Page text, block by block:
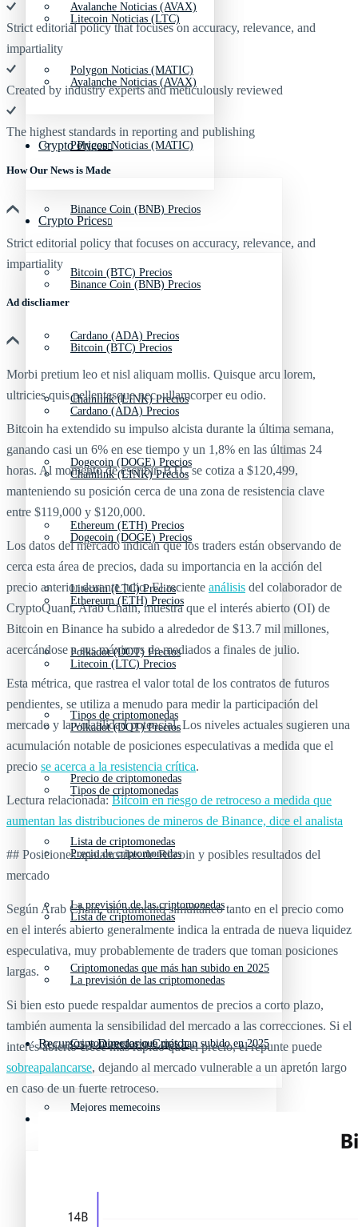
Avalanche Noticias (AVAX)
Polygon Noticias (MATIC)
Crypto Prices
Binance Coin (BNB) Precios
Bitcoin (BTC) Precios
Cardano (ADA) Precios
Chainlink (LINK) Precios
Dogecoin (DOGE) Precios
Ethereum (ETH) Precios
Litecoin (LTC) Precios
Polkadot (DOT) Precios
Tipos de criptomonedas
Precio de criptomonedas
Lista de criptomonedas
La previsión de las criptomonedas
Criptomonedas que más han subido en 2025
Recursos y Directorio Cripto
Mejores memecoins
Litecoin Noticias (LTC)
Avalanche Noticias (AVAX)
Polygon Noticias (MATIC)
Crypto Prices
Binance Coin (BNB) Precios
Bitcoin (BTC) Precios
Cardano (ADA) Precios
Chainlink (LINK) Precios
Dogecoin (DOGE) Precios
Ethereum (ETH) Precios
Litecoin (LTC) Precios
Polkadot (DOT) Precios
Tipos de criptomonedas
Precio de criptomonedas
Lista de criptomonedas
La previsión de las criptomonedas
Criptomonedas que más han subido en 2025
Strict editorial policy that focuses on accuracy, relevance, and
impartiality
Created by industry experts and meticulously reviewed
The highest standards in reporting and publishing
How Our News is Made
Strict editorial policy that focuses on accuracy, relevance, and
impartiality
Ad discliamer
Morbi pretium leo et nisl aliquam mollis. Quisque arcu lorem,
ultricies quis pellentesque nec, ullamcorper eu odio.
Bitcoin ha extendido su impulso alcista durante la última semana,
ganando casi un 6% en ese tiempo y un 1,8% en las últimas 24
horas. Al momento de escribir, BTC se cotiza a $120,499,
manteniendo su posición cerca de una zona de resistencia clave
entre $119,000 y $120,000.
Los datos del mercado indican que los traders están observando de
cerca esta área de precios, dada su importancia en la acción del
precio anterior durante julio. El reciente análisis del colaborador de
CryptoQuant, Arab Chain, muestra que el interés abierto (OI) de
Bitcoin en Binance ha subido a alrededor de $13.7 mil millones,
acercándose a sus máximos de mediados a finales de julio.
Esta métrica, que rastrea el valor total de los contratos de futuros
pendientes, se utiliza a menudo para medir la participación del
mercado y la volatilidad potencial. Los niveles actuales sugieren una
acumulación notable de posiciones especulativas a medida que el
precio se acerca a la resistencia crítica.
Lectura relacionada:Bitcoin en riesgo de retroceso a medida que
aumentan las distribuciones de mineros de Binance, dice el analista
## Posiciones apalancadas de Bitcoin y posibles resultados del
mercado
Según Arab Chain, un aumento simultáneo tanto en el precio como
en el interés abierto generalmente indica la entrada de nueva liquidez
especulativa, muy probablemente de traders que toman posiciones
largas.
Si bien esto puede respaldar aumentos de precios a corto plazo,
también aumenta la sensibilidad del mercado a las correcciones. Si el
interés abierto crece más rápido que el precio, el repunte puede
sobreapalancarse, dejando al mercado vulnerable a un apretón largo
en caso de un fuerte retroceso.